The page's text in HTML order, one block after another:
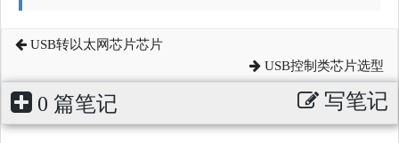
USB转以太网芯片芯片
USB控制类芯片选型
0 篇笔记 写笔记